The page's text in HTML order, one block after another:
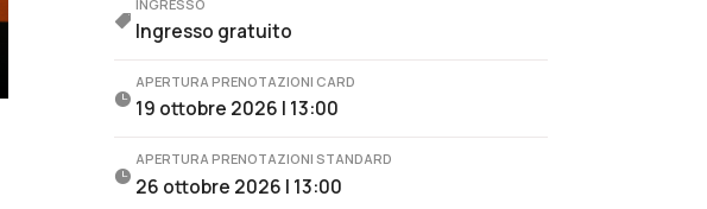

INGRESSO
Ingresso gratuito

APERTURA PRENOTAZIONI CARD
19 ottobre 2026 | 13:00

APERTURA PRENOTAZIONI STANDARD
26 ottobre 2026 | 13:00